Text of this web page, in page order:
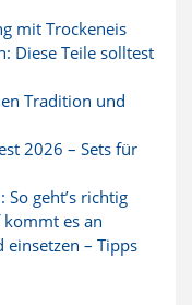
mit Trockeneis
Diese Teile solltest
Tradition und
2026 – Sets für
geht’s richtig
es an
– Tipps